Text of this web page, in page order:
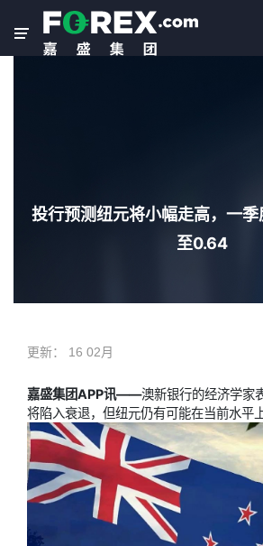
投行预测纽元将小幅走高，一
至0.64
更新： 16 02月
嘉盛集团APP讯——澳新银行的经济学家
将陷入衰退，但纽元仍有可能在当前水平